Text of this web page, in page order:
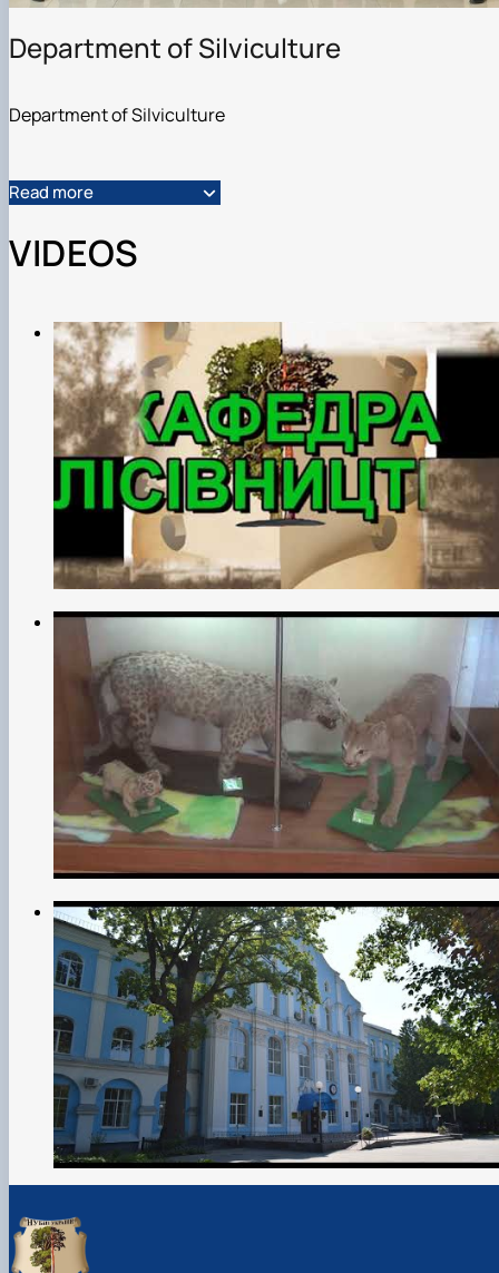
Пожежна ситуація в Україні за даними ЗМІ
Проєкти
Прес-релізи
Контакти
Department of Silviculture
Department of Silviculture
Read more
VIDEOS